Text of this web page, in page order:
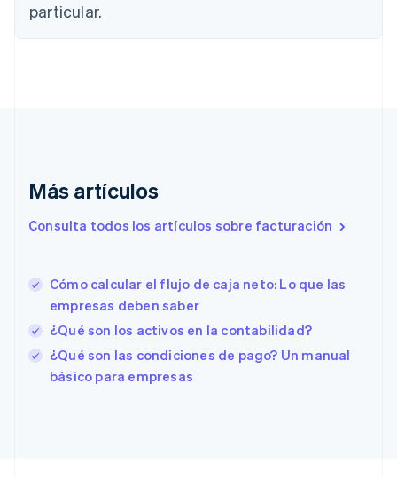
particular.
Más artículos
Consulta todos los artículos sobre facturación
Cómo calcular el flujo de caja neto: Lo que las
empresas deben saber
¿Qué son los activos en la contabilidad?
¿Qué son las condiciones de pago? Un manual
básico para empresas
Chipre
English
Eslovenia
English Italiano
España
English Español简体中文
Estonia
English
Finlandia
EnglishSvenska
Francia